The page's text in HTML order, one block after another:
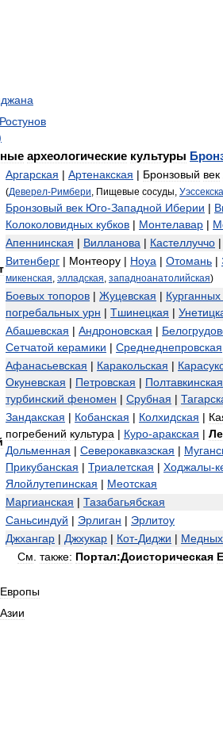
Ростунов
археологические культуры
Аргарская | Артенакская | Бронзовый век
(Деверел-Римбери Пищевые сосуды
Бронзовый век Юго-Западной Иберии |
Колоколовидных кубков | Монтелавар |
Апеннинская | Вилланова | Кастеллуччо |
Витенберг | Монтеору | Ноуа | Отомань |
микенская элладская западноанатолийская)
Боевых топоров | Жуцевская | Курганных
погребальных урн | Тшинецкая |
Абашевская | Андроновская |
Сетчатой керамики | Среднеднепровская
Афанасьевская | Каракольская |
Окуневская | Петровская | Полтавкинская
турбинский феномен | Срубная |
Зандакская | Кобанская | Колхидская |
погребений культура | Куро-аракская |
Дольменная | Северокавказская |
Прикубанская | Триалетская | Ходжалы-
Ялойлутепинская | Меотская
Маргианская | Тазабагьябская
Саньсиндуй | Эрлиган | Эрлитоу
Джхангар | Джхукар | Кот-Диджи | Медных
См. также: Портал:Доисторическая
Европы
Азии